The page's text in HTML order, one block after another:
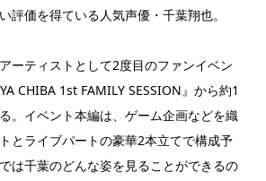
評価を得ている人気声優・千葉翔也。
ーティストとして2度目のファンイベン
CHIBA 1st FAMILY SESSION』から約1
。イベント本編は、ゲーム企画などを織
とライブパートの豪華2本立てで構成予
は千葉のどんな姿を見ることができるの